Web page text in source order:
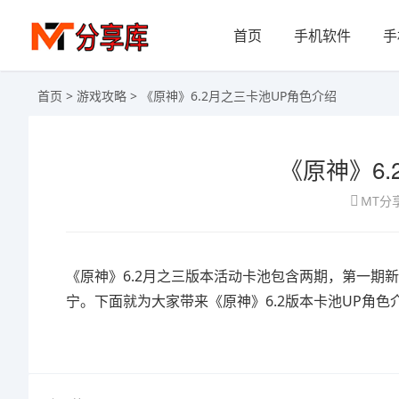
首页 手机软件
首页 > 游戏攻略 > 《原神》6.2月之三卡池UP角色介绍
《原神》
MT分
《原神》6.2月之三版本活动卡池包含两期，第一
宁。下面就为大家带来《原神》6.2版本卡池UP角色